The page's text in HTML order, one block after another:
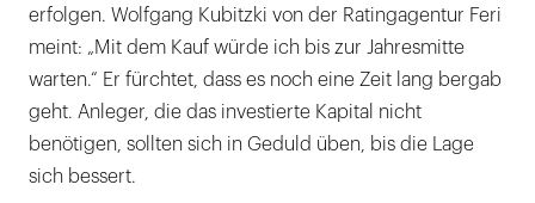
erfolgen. Wolfgang Kubitzki von der Ratingagentur Feri
meint: „Mit dem Kauf würde ich bis zur Jahresmitte
warten.“ Er fürchtet, dass es noch eine Zeit lang bergab
geht. Anleger, die das investierte Kapital nicht
benötigen, sollten sich in Geduld üben, bis die Lage
sich bessert.